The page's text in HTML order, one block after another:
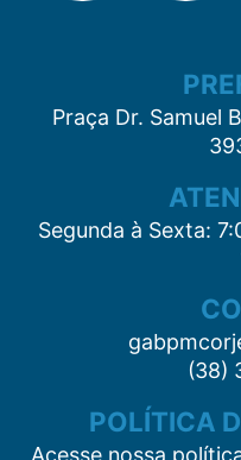
Praça Dr. Samuel
Segunda à Sexta:
(38)
POLÍTICA
Acesse nossa